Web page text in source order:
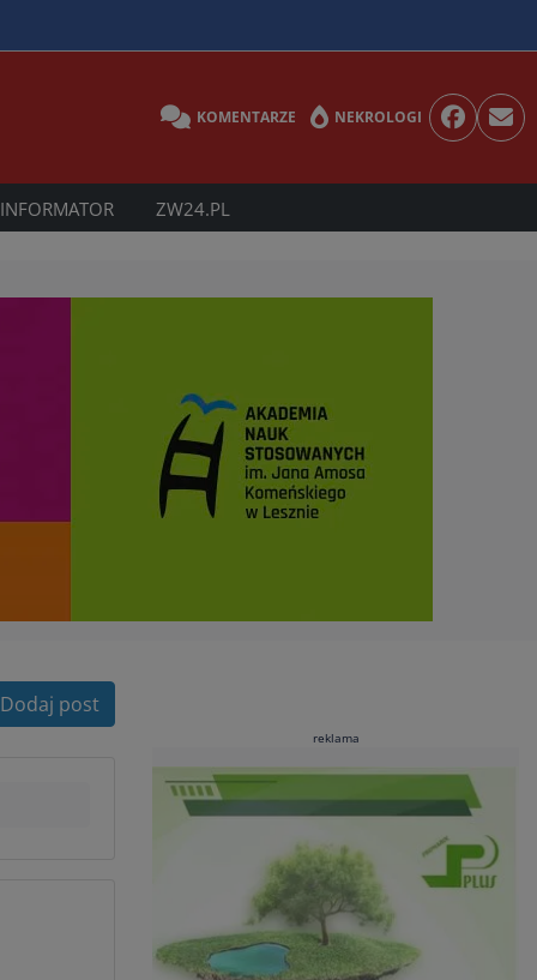
KOMENTARZE NEKROLOGI
INFORMATOR ZW24.PL
post
reklama